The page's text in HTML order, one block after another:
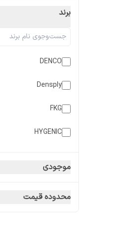
برند
DENCO
Densply
FKG
HYGENIC
Mani
موجودی
محدوده قیمت